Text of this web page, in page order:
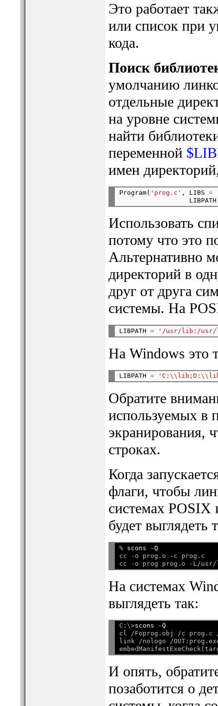
Это работает
или список при
кода.
Поиск
умолчанию
отдельные
на уровне
найти
переменной
имен
Program( 'prog.c' , LIBS =
Использовать
потому что это
Альтернативно
директорий в
друг от друга
системы. На
LIBPATH = '/usr/lib:/
На Windows это
LIBPATH = 'C: \\ lib;D: \\
Обратите
используемых в
экранирования,
строках.
Когда
флаги, чтобы
системах
будет выглядеть
% scons -Q
cc -o prog.o -c prog.c
На системах
выглядеть так:
C:\>scons -Q
cl /Foprog.obj /c prog.c
link /nologo /
И опять,
позаботится о